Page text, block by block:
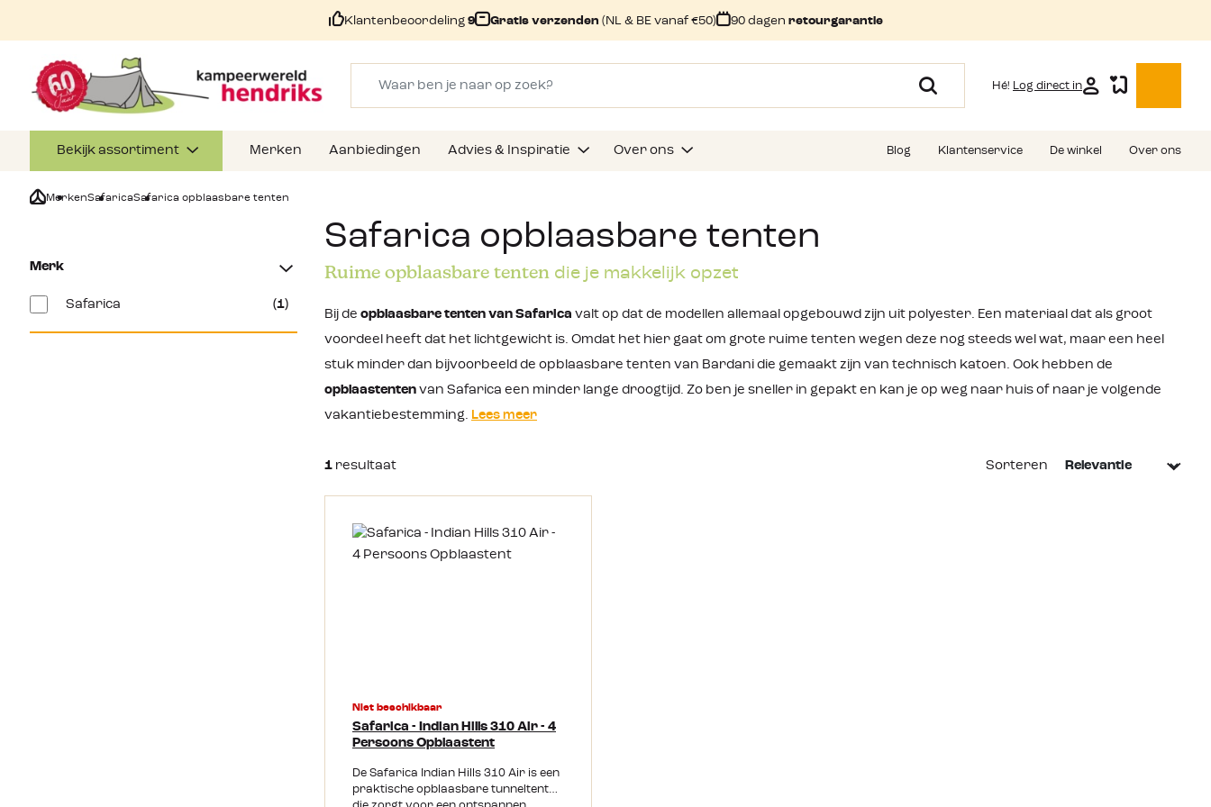
Klantenbeoordeling 9 Gratis verzenden (NL & BE vanaf €50) 90 dagen retourgarantie
Hé! Log direct in
Bekijk assortiment Merken Aanbiedingen Advies & Inspiratie Over ons Blog Klantenservice De winkel Over ons
MerkenSafaricaSafarica opblaasbare tenten
Merk
Safarica (1)
Safarica opblaasbare tenten
Ruime opblaasbare tenten die je makkelijk opzet
Bij de opblaasbare tenten van Safarica valt op dat de modellen allemaal opgebouwd zijn uit polyester. Een materiaal dat als groot
voordeel heeft dat het lichtgewicht is. Omdat het hier gaat om grote ruime tenten wegen deze nog steeds wel wat, maar een heel
stuk minder dan bijvoorbeeld de opblaasbare tenten van Bardani die gemaakt zijn van technisch katoen. Ook hebben de
opblaastenten van Safarica een minder lange droogtijd. Zo ben je sneller in gepakt en kan je op weg naar huis of naar je volgende
vakantiebestemming. Lees meer
1 resultaat Sorteren
Niet beschikbaar
Safarica - Indian Hills 310 Air - 4
Persoons Opblaastent
De Safarica Indian Hills 310 Air is een
praktische opblaasbare tunneltent